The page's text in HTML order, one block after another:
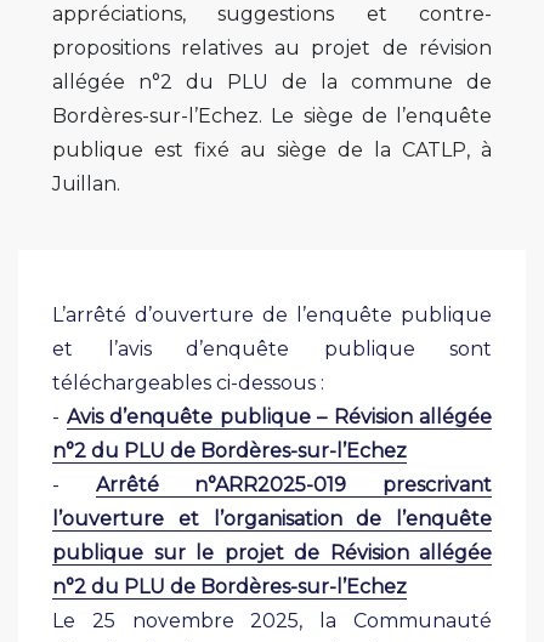
appréciations, suggestions et contre-
propositions relatives au projet de révision
allégée n°2 du PLU de la commune de
Bordères-sur-l’Echez. Le siège de l’enquête
publique est fixé au siège de la CATLP, à
Juillan.
L’arrêté d’ouverture de l’enquête publique
et l’avis d’enquête publique sont
téléchargeables ci-dessous :
- Avis d’enquête publique – Révision allégée
n°2 du PLU de Bordères-sur-l’Echez
- Arrêté n°ARR2025-019 prescrivant
l’ouverture et l’organisation de l’enquête
publique sur le projet de Révision allégée
n°2 du PLU de Bordères-sur-l’Echez
Le 25 novembre 2025, la Communauté